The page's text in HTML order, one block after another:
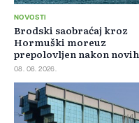
NOVOSTI
Brodski saobraćaj kroz
Hormuški moreuz
prepolovljen nakon novih
blokada
08. 08. 2026.